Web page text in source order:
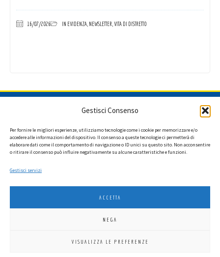
Gestisci Consenso
Per fornire le migliori esperienze, utilizziamo tecnologie come i cookie per memorizzare e/o
accedere alle informazioni del dispositivo. Il consenso a queste tecnologie ci permetterà di
elaborare dati come il comportamento di navigazione o ID unici su questo sito. Non acconsentire
o ritirare il consenso può influire negativamente su alcune caratteristiche e funzioni.
Gestisci servizi
ACCETTA
NEGA
VISUALIZZA LE PREFERENZE
16/07/2026 IN EVIDENZA, NEWSLETTER VITA DI DISTRETTO
Ho letto l'informativa privacy e acconsento a ricevere via e-mail la
newsletter contenente aggiornamenti su attività, iniziative ed eventi
LIONS INTERNATIONAL DISTRETTO 108 TA 3